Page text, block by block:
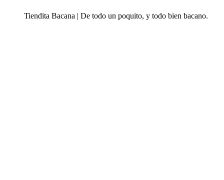
Tiendita Bacana | De todo un poquito, y todo bien bacano.